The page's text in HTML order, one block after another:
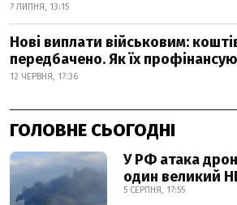
7 ЛИПНЯ, 13:15
Нові виплати військовим:
передбачено. Як їх
12 ЧЕРВНЯ, 17:36
ГОЛОВНЕ СЬОГОДНІ
У РФ атака
один великий
5 СЕРПНЯ, 17:55